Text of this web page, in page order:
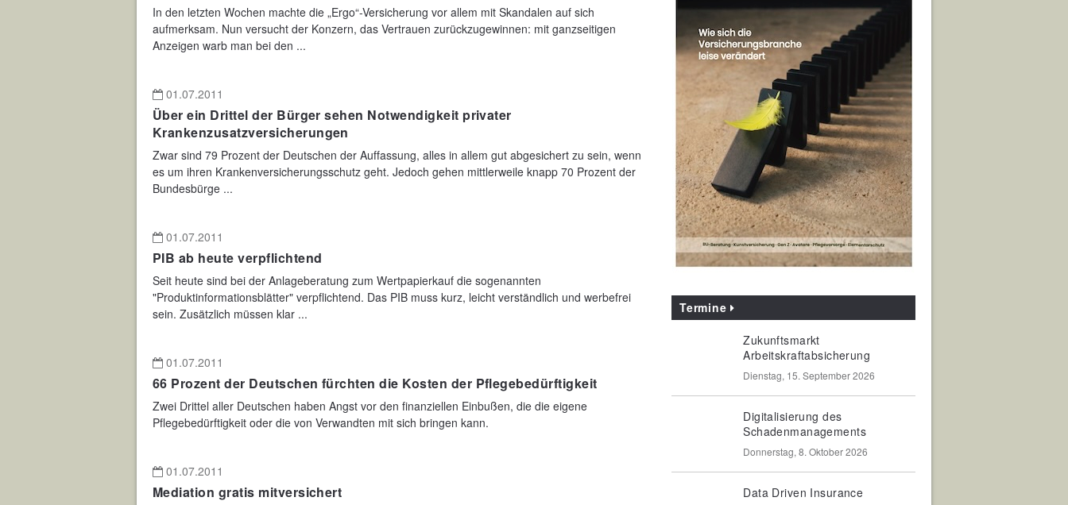
In den letzten Wochen machte die „Ergo“-Versicherung vor allem mit Skandalen auf sich
aufmerksam. Nun versucht der Konzern, das Vertrauen zurückzugewinnen: mit ganzseitigen
Anzeigen warb man bei den ...
01.07.2011
Über ein Drittel der Bürger sehen Notwendigkeit privater
Krankenzusatzversicherungen
Zwar sind 79 Prozent der Deutschen der Auffassung, alles in allem gut abgesichert zu sein, wenn
es um ihren Krankenversicherungsschutz geht. Jedoch gehen mittlerweile knapp 70 Prozent der
Bundesbürge ...
01.07.2011
PIB ab heute verpflichtend
Seit heute sind bei der Anlageberatung zum Wertpapierkauf die sogenannten
"Produktinformationsblätter" verpflichtend. Das PIB muss kurz, leicht verständlich und werbefrei
sein. Zusätzlich müssen klar ...
01.07.2011
66 Prozent der Deutschen fürchten die Kosten der Pflegebedürftigkeit
Zwei Drittel aller Deutschen haben Angst vor den finanziellen Einbußen, die die eigene
Pflegebedürftigkeit oder die von Verwandten mit sich bringen kann.
01.07.2011
Mediation gratis mitversichert
Termine
Zukunftsmarkt
Arbeitskraftabsicherung
Dienstag, 15. September 2026
Digitalisierung des
Schadenmanagements
Donnerstag, 8. Oktober 2026
Data Driven Insurance